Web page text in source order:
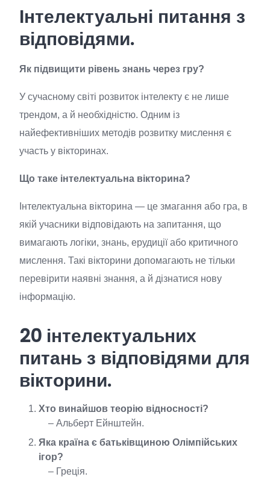
Інтелектуальні питання з
відповідями.
Як підвищити рівень знань через гру?
У сучасному світі розвиток інтелекту є не лише
трендом, а й необхідністю. Одним із
найефективніших методів розвитку мислення є
участь у вікторинах.
Що таке інтелектуальна вікторина?
Інтелектуальна вікторина — це змагання або гра, в
якій учасники відповідають на запитання, що
вимагають логіки, знань, ерудиції або критичного
мислення. Такі вікторини допомагають не тільки
перевірити наявні знання, а й дізнатися нову
інформацію.
20 інтелектуальних
питань з відповідями для
вікторини.
Хто винайшов теорію відносності?
– Альберт Ейнштейн.
Яка країна є батьківщиною Олімпійських
ігор?
– Греція.